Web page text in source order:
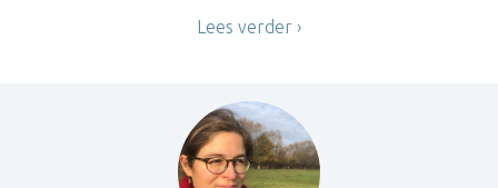
Lees verder